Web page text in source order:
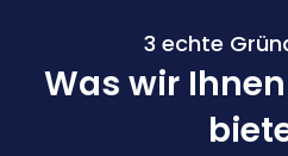
3 echte
Was wir